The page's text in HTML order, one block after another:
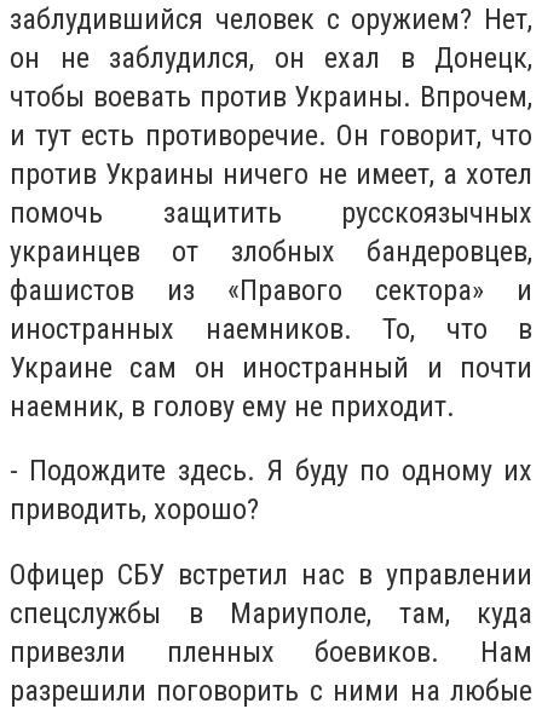
заблудившийся человек с оружием? Нет,
он не заблудился, он ехал в Донецк,
чтобы воевать против Украины. Впрочем,
и тут есть противоречие. Он говорит, что
против Украины ничего не имеет, а хотел
помочь защитить русскоязычных
украинцев от злобных бандеровцев,
фашистов из «Правого сектора» и
иностранных наемников. То, что в
Украине сам он иностранный и почти
наемник, в голову ему не приходит.
- Подождите здесь. Я буду по одному их
приводить, хорошо?
Офицер СБУ встретил нас в управлении
спецслужбы в Мариуполе, там, куда
привезли пленных боевиков. Нам
разрешили поговорить с ними на любые